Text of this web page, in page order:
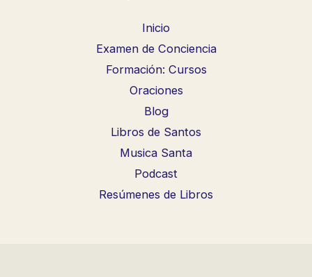
Inicio
Examen de Conciencia
Formación: Cursos
Oraciones
Blog
Libros de Santos
Musica Santa
Podcast
Resúmenes de Libros